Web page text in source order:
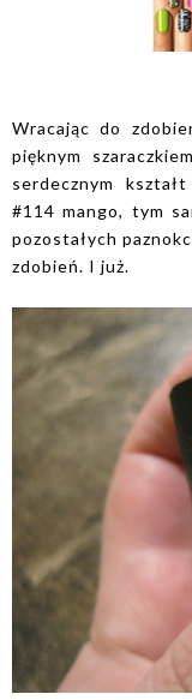
Wracając do
pięknym
serdecznym
#114 mango, tym
pozostałych
zdobień. I już.